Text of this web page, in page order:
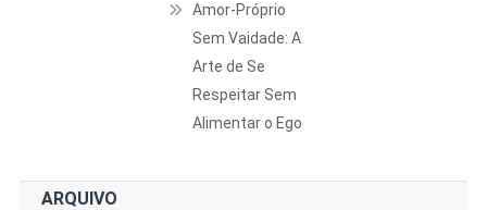
Amor-Próprio
Sem Vaidade: A
Arte de Se
Respeitar Sem
Alimentar o Ego
ARQUIVO